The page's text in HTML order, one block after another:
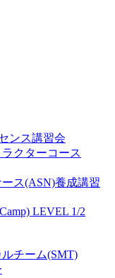
ンス講習会
クターコース
ス(ASN)養成講習
LEVEL 1/2
チーム(SMT)